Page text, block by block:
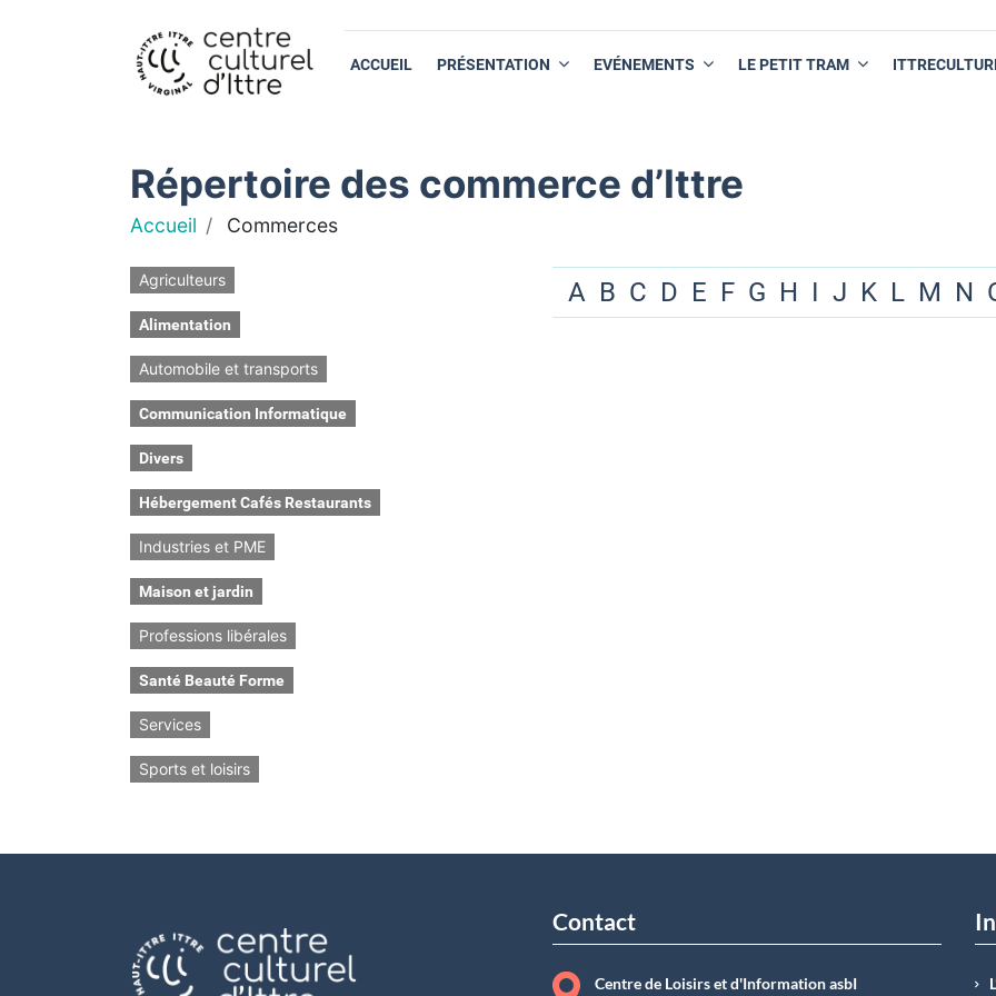
ACCUEIL PRÉSENTATION EVÉNEMENTS LE PETIT TRAM
Répertoire des commerce d’Ittre
Accueil Commerces
Agriculteurs
Alimentation
Automobile et transports
Communication Informatique
Divers
Hébergement Cafés Restaurants
Industries et PME
Maison et jardin
Professions libérales
Santé Beauté Forme
Services
Sports et loisirs
A B C D E F G H I J K L M N
Contact
Centre de Loisirs et d'Information asbI